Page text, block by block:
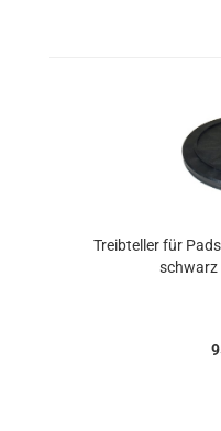
Treibteller für
schwarz